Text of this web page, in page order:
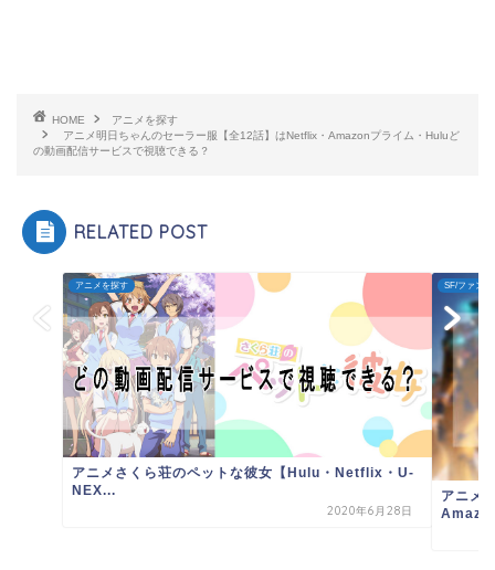
HOME
アニメを探す
アニメ明日ちゃんのセーラー服【全12話】はNetflix・Amazonプライム・Huluど
の動画配信サービスで視聴できる？
RELATED POST
アニメを探す
アニメさくら荘のペットな彼女【Hulu・Netflix・U-
NEX...
2020年6月28日
SF/ファンタ
アニメ